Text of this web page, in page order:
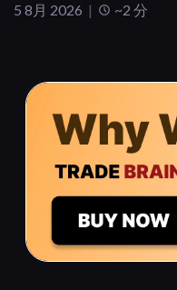
5 8月 2026 ~2 分